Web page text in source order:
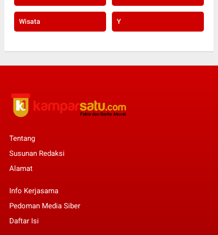
Wisata Y
Tentang
Susunan Redaksi
Alamat
Info Kerjasama
Pedoman Media Siber
Daftar Isi